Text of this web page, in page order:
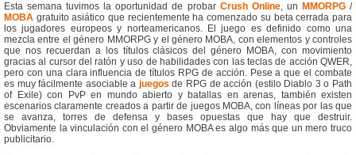
Esta semana tuvimos la oportunidad de probar Crush Online, un MMORPG/
MOBA gratuito asiático que recientemente ha comenzado su beta cerrada para
los jugadores europeos y norteamericanos. El juego es definido como una
mezcla entre el género MMORPG y el género MOBA, con elementos y controles
que nos recuerdan a los títulos clásicos del género MOBA, con movimiento
gracias al cursor del ratón y uso de habilidades con las teclas de acción QWER,
pero con una clara influencia de títulos RPG de acción. Pese a que el combate
es muy fácilmente asociable a juegos de RPG de acción (estilo Diablo 3 o Path
of Exile) con PvP en mundo abierto y batallas en arenas, también existen
escenarios claramente creados a partir de juegos MOBA, con líneas por las que
se avanza, torres de defensa y bases opuestas que hay que destruir.
Obviamente la vinculación con el género MOBA es algo más que un mero truco
publicitario.